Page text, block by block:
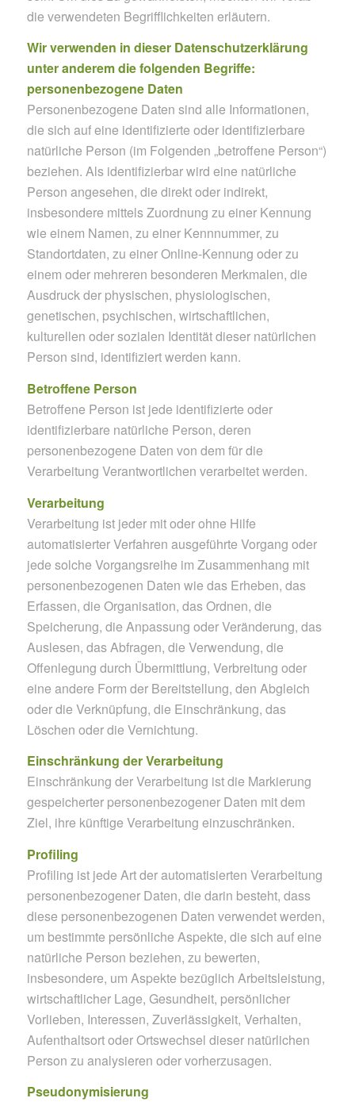
die verwendeten Begrifflichkeiten erläutern.
Wir verwenden in dieser Datenschutzerklärung
unter anderem die folgenden Begriffe:
personenbezogene Daten
Personenbezogene Daten sind alle Informationen,
die sich auf eine identifizierte oder identifizierbare
natürliche Person (im Folgenden „betroffene Person“)
beziehen. Als identifizierbar wird eine natürliche
Person angesehen, die direkt oder indirekt,
insbesondere mittels Zuordnung zu einer Kennung
wie einem Namen, zu einer Kennnummer, zu
Standortdaten, zu einer Online-Kennung oder zu
einem oder mehreren besonderen Merkmalen, die
Ausdruck der physischen, physiologischen,
genetischen, psychischen, wirtschaftlichen,
kulturellen oder sozialen Identität dieser natürlichen
Person sind, identifiziert werden kann.
Betroffene Person
Betroffene Person ist jede identifizierte oder
identifizierbare natürliche Person, deren
personenbezogene Daten von dem für die
Verarbeitung Verantwortlichen verarbeitet werden.
Verarbeitung
Verarbeitung ist jeder mit oder ohne Hilfe
automatisierter Verfahren ausgeführte Vorgang oder
jede solche Vorgangsreihe im Zusammenhang mit
personenbezogenen Daten wie das Erheben, das
Erfassen, die Organisation, das Ordnen, die
Speicherung, die Anpassung oder Veränderung, das
Auslesen, das Abfragen, die Verwendung, die
Offenlegung durch Übermittlung, Verbreitung oder
eine andere Form der Bereitstellung, den Abgleich
oder die Verknüpfung, die Einschränkung, das
Löschen oder die Vernichtung.
Einschränkung der Verarbeitung
Einschränkung der Verarbeitung ist die Markierung
gespeicherter personenbezogener Daten mit dem
Ziel, ihre künftige Verarbeitung einzuschränken.
Profiling
Profiling ist jede Art der automatisierten Verarbeitung
personenbezogener Daten, die darin besteht, dass
diese personenbezogenen Daten verwendet werden,
um bestimmte persönliche Aspekte, die sich auf eine
natürliche Person beziehen, zu bewerten,
insbesondere, um Aspekte bezüglich Arbeitsleistung,
wirtschaftlicher Lage, Gesundheit, persönlicher
Vorlieben, Interessen, Zuverlässigkeit, Verhalten,
Aufenthaltsort oder Ortswechsel dieser natürlichen
Person zu analysieren oder vorherzusagen.
Pseudonymisierung